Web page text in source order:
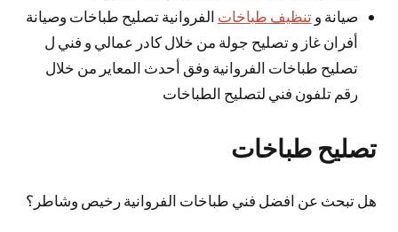
صيانة وتنظيف طباخات الفروانية تصليح طباخات وصيانة
أفران غاز و تصليح جولة من خلال كادر عمالي و فني ل
تصليح طباخات الفروانية وفق أحدث المعاير من خلال
رقم تلفون فني لتصليح الطباخات
تصليح طباخات
هل تبحث عن افضل فني طباخات الفروانية رخيص وشاطر؟